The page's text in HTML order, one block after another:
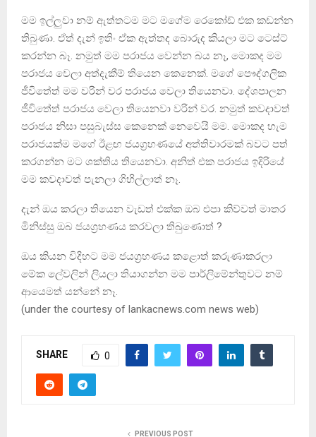
මම ඉල්ලුවා නම් ඇත්තටම මට මගේම රෙකෝඩ් එක කඩන්න
තිබුණා. ඒත් දැන් ඉතිං ඒක ඇත්තද බොරුද කියලා මට ටෙස්ට්
කරන්න බෑ. නමුත් මම පරාජය වෙන්න බය නෑ, මොකද මම
පරාජය වෙලා අත්දැකීම් තියෙන කෙනෙක්. මගේ පෞද්ගලික
ජීවිතේත් මම වරින් වර පරාජය වෙලා තියෙනවා. දේශපාලන
ජීවිතේත් පරාජය වෙලා තියෙනවා වරින් වර. නමුත් කවදාවත්
පරාජය නිසා පසුබැස්ස කෙනෙක් නෙවෙයි මම. මොකද හැම
පරාජයක්ම මගේ ඊළඟ ජයග්‍රහණයේ අත්තිවාරමක් බවට පත්
කරගන්න මට ශක්තිය තියෙනවා. අනිත් එක පරාජය ඉදිරියේ
මම කවදාවත් පැනලා ගිහිල්ලාත් නෑ.
දැන් ඔය කරලා තියෙන වැඩත් එක්ක ඔබ එපා කිව්වත් මාතර
මිනිස්සු ඔබ ජයග්‍රහණය කරවලා තිබුණොත් ?
ඔය කියන විදිහට මම ජයග්‍රහණය කළොත් කරුණාකරලා
මේක ලේවලින් ලියලා තියාගන්න මම පාර්ලිමේන්තුවට නම්
ආයෙමත් යන්නේ නෑ.
(under the courtesy of lankacnews.com news web)
SHARE 0
PREVIOUS POST